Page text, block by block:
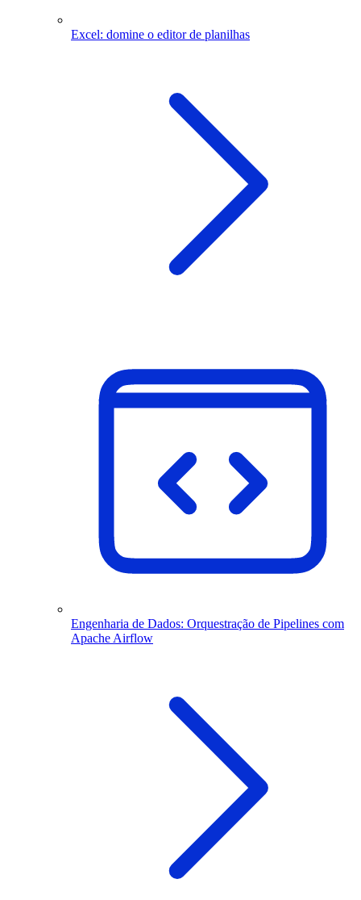
Excel: domine o editor de planilhas
Engenharia de Dados: Orquestração de Pipelines com
Apache Airflow